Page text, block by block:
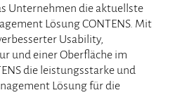
Unternehmen die aktuellste
Lösung CONTENS. Mit
Usability,
und einer Oberfläche im
die leistungsstarke und
Lösung für die